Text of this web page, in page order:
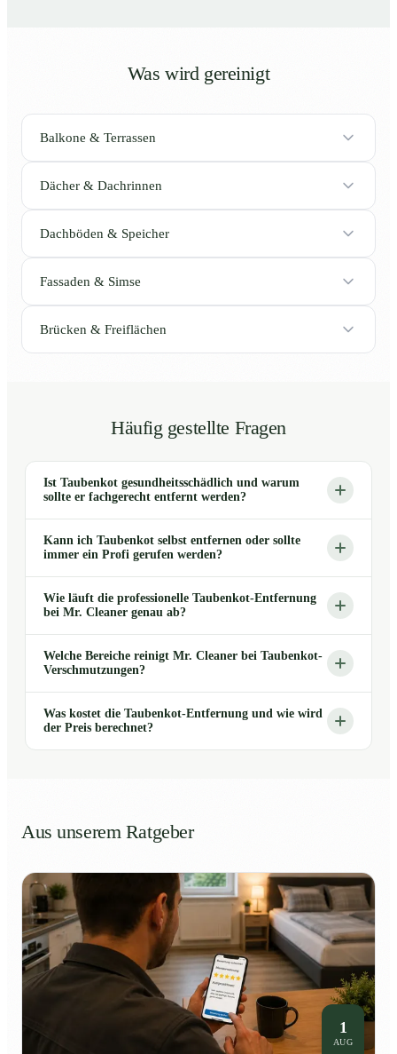
Was wird gereinigt
Balkone & Terrassen
Dächer & Dachrinnen
Dachböden & Speicher
Fassaden & Simse
Brücken & Freiflächen
Häufig gestellte Fragen
Ist Taubenkot gesundheitsschädlich und warum
sollte er fachgerecht entfernt werden?
Kann ich Taubenkot selbst entfernen oder sollte
immer ein Profi gerufen werden?
Wie läuft die professionelle Taubenkot-Entfernung
bei Mr. Cleaner genau ab?
Welche Bereiche reinigt Mr. Cleaner bei Taubenkot-
Verschmutzungen?
Was kostet die Taubenkot-Entfernung und wie wird
der Preis berechnet?
Aus unserem Ratgeber
1
AUG